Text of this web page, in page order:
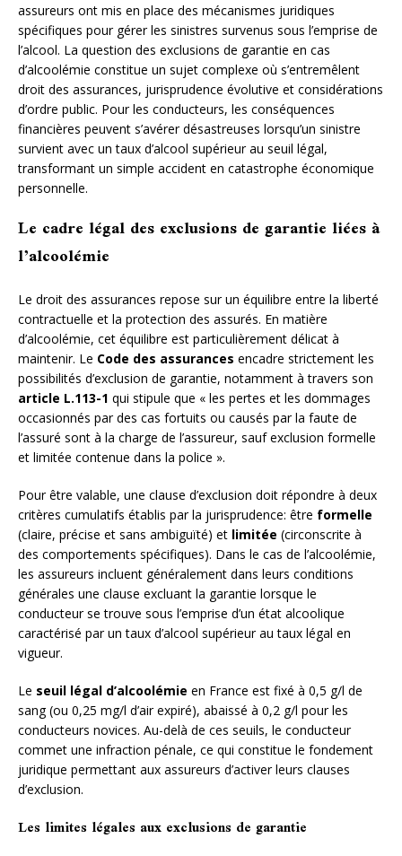
assureurs ont mis en place des mécanismes juridiques
spécifiques pour gérer les sinistres survenus sous l’emprise de
l’alcool. La question des exclusions de garantie en cas
d’alcoolémie constitue un sujet complexe où s’entremêlent
droit des assurances, jurisprudence évolutive et considérations
d’ordre public. Pour les conducteurs, les conséquences
financières peuvent s’avérer désastreuses lorsqu’un sinistre
survient avec un taux d’alcool supérieur au seuil légal,
transformant un simple accident en catastrophe économique
personnelle.
Le cadre légal des exclusions de garantie liées à
l’alcoolémie
Le droit des assurances repose sur un équilibre entre la liberté
contractuelle et la protection des assurés. En matière
d’alcoolémie, cet équilibre est particulièrement délicat à
maintenir. Le Code des assurances encadre strictement les
possibilités d’exclusion de garantie, notamment à travers son
article L.113-1 qui stipule que « les pertes et les dommages
occasionnés par des cas fortuits ou causés par la faute de
l’assuré sont à la charge de l’assureur, sauf exclusion formelle
et limitée contenue dans la police ».
Pour être valable, une clause d’exclusion doit répondre à deux
critères cumulatifs établis par la jurisprudence: être formelle
(claire, précise et sans ambiguïté) et limitée (circonscrite à
des comportements spécifiques). Dans le cas de l’alcoolémie,
les assureurs incluent généralement dans leurs conditions
générales une clause excluant la garantie lorsque le
conducteur se trouve sous l’emprise d’un état alcoolique
caractérisé par un taux d’alcool supérieur au taux légal en
vigueur.
Le seuil légal d’alcoolémie en France est fixé à 0,5 g/l de
sang (ou 0,25 mg/l d’air expiré), abaissé à 0,2 g/l pour les
conducteurs novices. Au-delà de ces seuils, le conducteur
commet une infraction pénale, ce qui constitue le fondement
juridique permettant aux assureurs d’activer leurs clauses
d’exclusion.
Les limites légales aux exclusions de garantie